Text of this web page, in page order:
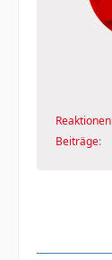
Reaktionen
Beiträge